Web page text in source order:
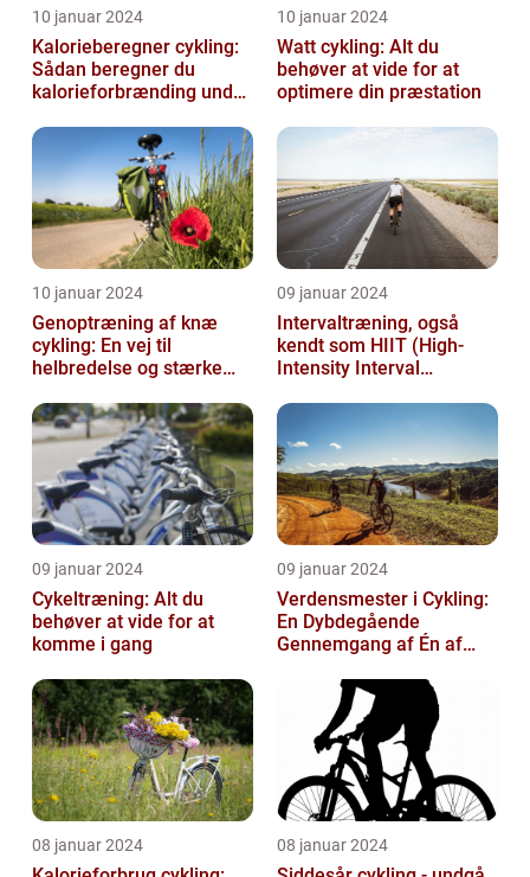
10 januar 2024
Kalorieberegner cykling:
Sådan beregner du
kalorieforbrænding under
10 januar 2024
Watt cykling: Alt du
behøver at vide for at
optimere din præstation
10 januar 2024
Genoptræning af knæ
cykling: En vej til
helbredelse og stærke
09 januar 2024
Intervaltræning, også
kendt som HIIT (High-
Intensity Interval
træningsmetod...
09 januar 2024
Cykeltræning: Alt du
behøver at vide for at
komme i gang
09 januar 2024
Verdensmester i Cykling:
En Dybdegående
Gennemgang af Én af
Prestigefyldte r
08 januar 2024 08 januar 2024